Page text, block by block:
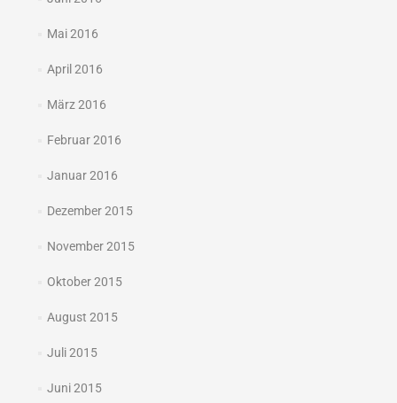
Mai 2016
April 2016
März 2016
Februar 2016
Januar 2016
Dezember 2015
November 2015
Oktober 2015
August 2015
Juli 2015
Juni 2015